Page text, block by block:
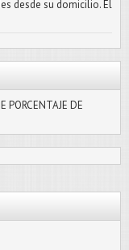
desde su domicilio. El
PORCENTAJE DE